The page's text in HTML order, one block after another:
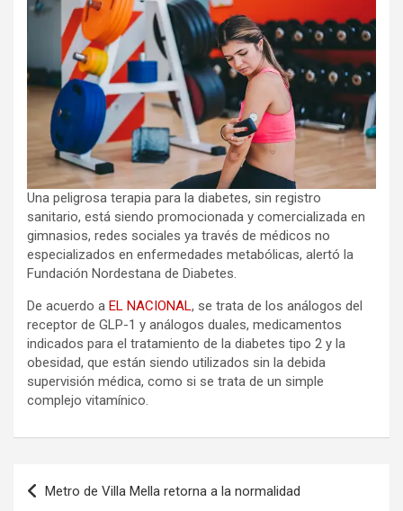
Una peligrosa terapia para la diabetes, sin registro
sanitario, está siendo promocionada y comercializada en
gimnasios, redes sociales ya través de médicos no
especializados en enfermedades metabólicas, alertó la
Fundación Nordestana de Diabetes.
De acuerdo a EL NACIONAL, se trata de los análogos del
receptor de GLP-1 y análogos duales, medicamentos
indicados para el tratamiento de la diabetes tipo 2 y la
obesidad, que están siendo utilizados sin la debida
supervisión médica, como si se trata de un simple
complejo vitamínico.
Navegación
Metro de Villa Mella retorna a la normalidad